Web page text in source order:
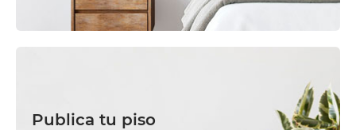
Publica tu piso